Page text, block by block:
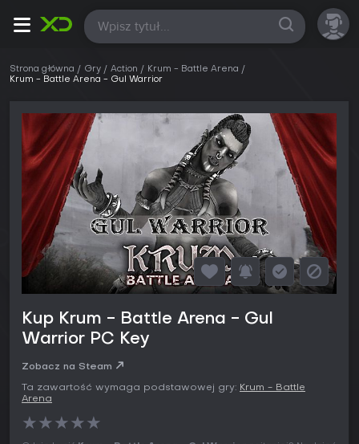
Wszystkie
Strona główna Gry Action
Krum - Battle Arena
Krum - Battle Arena - Gul Warrior
Kup Krum - Battle Arena - Gul
Warrior PC Key
Zobacz na Steam
Ta zawartość wymaga podstawowej gry: Krum - Battle
Arena
★★★★★